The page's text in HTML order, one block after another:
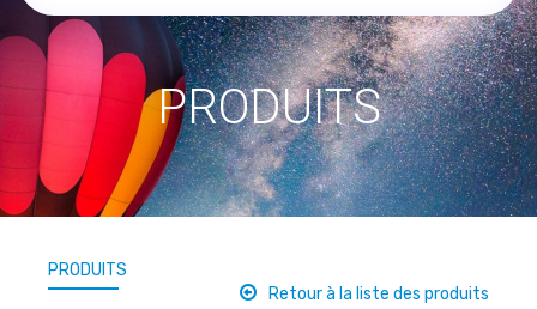
PRODUITS
PRODUITS
Retour à la liste des produits